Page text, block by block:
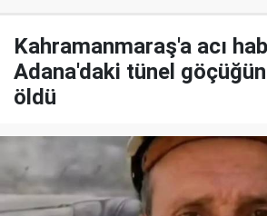
Kahramanmaraş'a acı
Adana'daki tünel
öldü